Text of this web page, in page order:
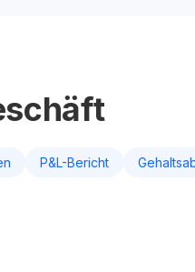
P&L-Bericht